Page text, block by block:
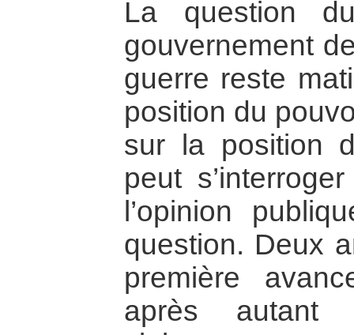
La question
gouvernement
guerre reste
position du
sur la position
peut
l’opinion
question. Deux
première
après autant